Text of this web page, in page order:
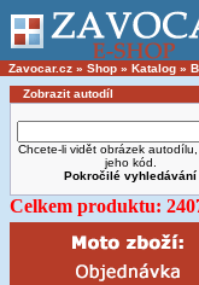
Zavocar.cz » Shop » Katalog »
Zobrazit autodíl
Chcete-li vidět obrázek
jeho kód.
Pokročilé vyhledávání
Celkem produktu: